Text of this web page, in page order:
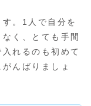
。1人で自分を
く、とても手間
れるのも初めて
んばりましょ